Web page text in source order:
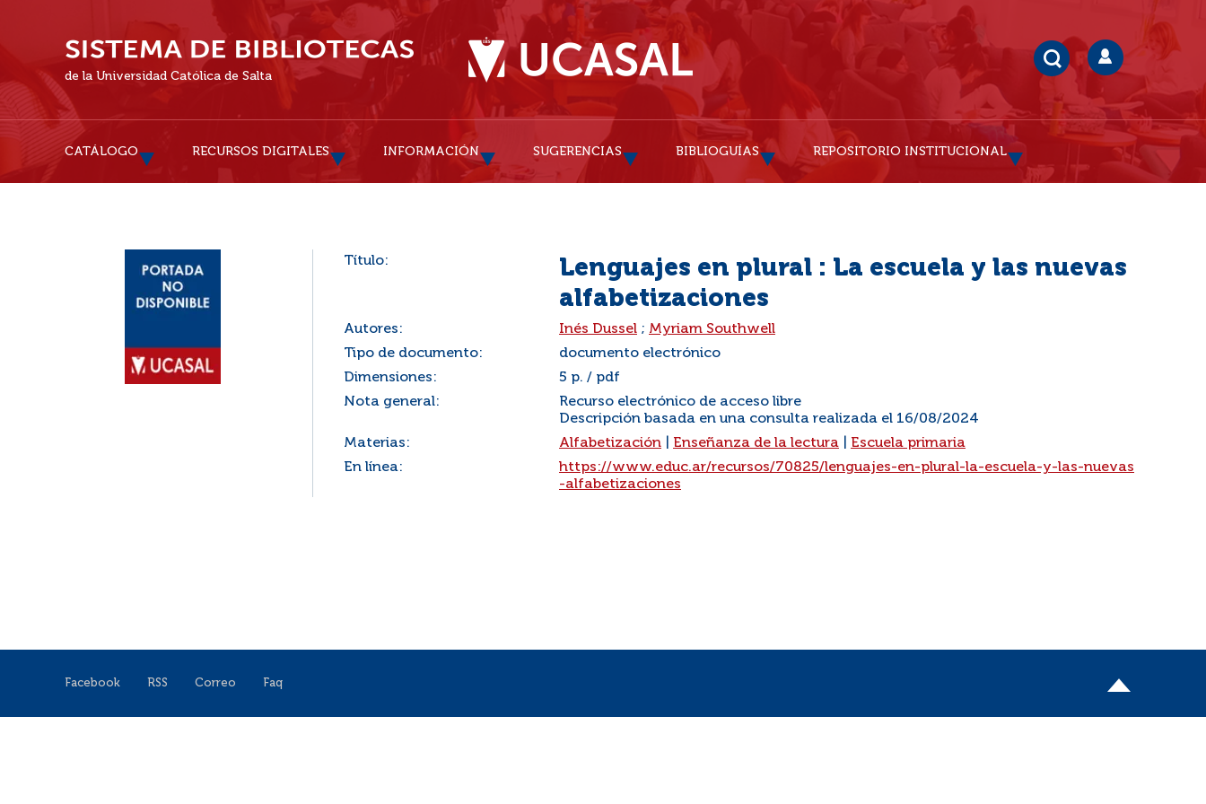
de la Universidad Católica de Salta
CATÁLOGO RECURSOS DIGITALES INFORMACIÓN SUGERENCIAS BIBLIOGUÍAS REPOSITORIO INSTITUCIONAL
Título:
Lenguajes en plural : La escuela y las nuevas
alfabetizaciones
Autores: Inés Dussel ; Myriam Southwell
Tipo de documento:
documento electrónico
Dimensiones:
5 p. / pdf
Nota general:
Recurso electrónico de acceso libre
Descripción basada en una consulta realizada el 16/08/2024
Materias:
Alfabetización Enseñanza de la lectura
Escuela primaria
En línea:
https://www.educ.ar/recursos/70825/lenguajes-en-plural-la-escuela-y-las-nuevas
-alfabetizaciones
Facebook RSS Correo Faq